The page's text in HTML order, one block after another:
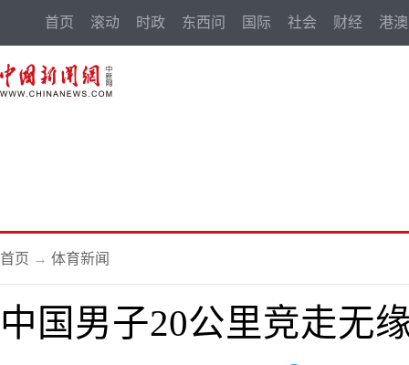
首页 滚动 时政 东西问 国际 社会 财经 港澳
首页 → 体育新闻
中国男子20公里竞走无